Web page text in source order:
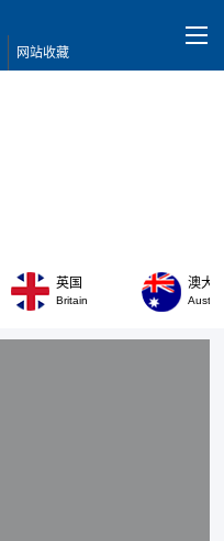
网站收藏
英国
Britain
澳大